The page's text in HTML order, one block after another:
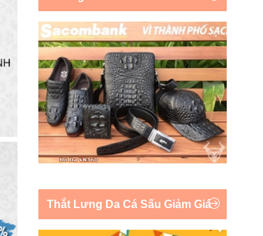
Thắt Lưng Da Cá Sấu Giảm Giá